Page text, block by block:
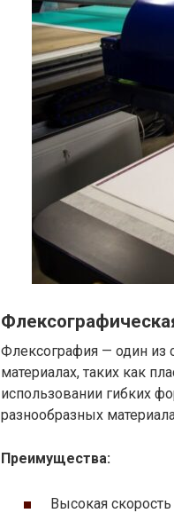
Флексография — один из
материалах, таких как
использовании гибких
разнообразных
Преимущества:
Высокая скорость